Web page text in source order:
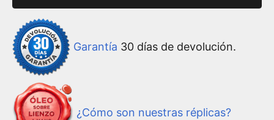
Garantía 30 días de devolución.
¿Cómo son nuestras réplicas?